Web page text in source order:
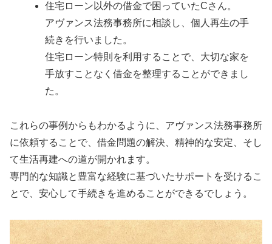
住宅ローン以外の借金で困っていたCさん。
アヴァンス法務事務所に相談し、個人再生の手
続きを行いました。
住宅ローン特則を利用することで、大切な家を
手放すことなく借金を整理することができまし
た。
これらの事例からもわかるように、アヴァンス法務事務所
に依頼することで、借金問題の解決、精神的な安定、そし
て生活再建への道が開かれます。
専門的な知識と豊富な経験に基づいたサポートを受けるこ
とで、安心して手続きを進めることができるでしょう。